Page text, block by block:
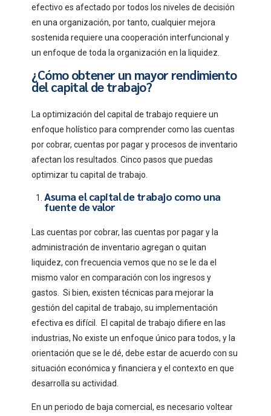
efectivo es afectado por todos los niveles de decisión
en una organización, por tanto, cualquier mejora
sostenida requiere una cooperación interfuncional y
un enfoque de toda la organización en la liquidez.
¿Cómo obtener un mayor rendimiento
del capital de trabajo?
La optimización del capital de trabajo requiere un
enfoque holístico para comprender como las cuentas
por cobrar, cuentas por pagar y procesos de inventario
afectan los resultados. Cinco pasos que puedas
optimizar tu capital de trabajo.
Asuma el capital de trabajo como una
fuente de valor
Las cuentas por cobrar, las cuentas por pagar y la
administración de inventario agregan o quitan
liquidez, con frecuencia vemos que no se le da el
mismo valor en comparación con los ingresos y
gastos. Si bien, existen técnicas para mejorar la
gestión del capital de trabajo, su implementación
efectiva es difícil. El capital de trabajo difiere en las
industrias, No existe un enfoque único para todos, y la
orientación que se le dé, debe estar de acuerdo con su
situación económica y financiera y el contexto en que
desarrolla su actividad.
En un periodo de baja comercial, es necesario voltear